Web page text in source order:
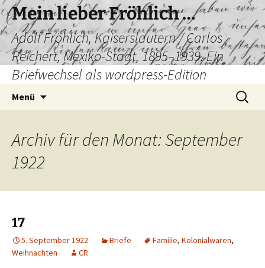
Mein lieber Fröhlich …
Adolf Fröhlich, Kaiserslautern / Carlos
Reichert, Mexiko-Stadt, 1895–1939. Ein
Briefwechsel als wordpress-Edition
Menü
Suchen
nach:
Archiv für den Monat: September
1922
17
5. September 1922 Briefe Familie, Kolonialwaren,
Weihnachten
CR